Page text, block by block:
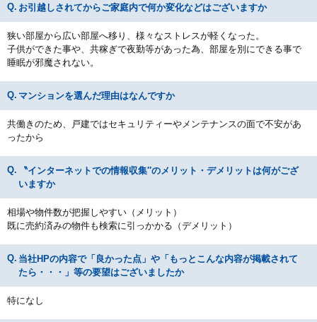
お引越しされてからご家庭内で何か変化などはございますか
狭い部屋から広い部屋へ移り、様々なストレスが軽くなった。
子供ができた事や、共稼ぎで夜勤等があった為、部屋を別にできる事で
睡眠が邪魔されない。
マンションを選んだ理由はなんですか
共働きのため、戸建ではセキュリティーやメンテナンスの面で不安があ
ったから
〝インターネットでの情報収集″のメリット・デメリットは何がござ
いますか
相場や物件数が把握しやすい（メリット）
既に売約済みの物件も検索に引っかかる（デメリット）
当社HPの内容で「良かった点」や「もっとこんな内容が掲載されて
たら・・・」等の要望はございましたか
特になし